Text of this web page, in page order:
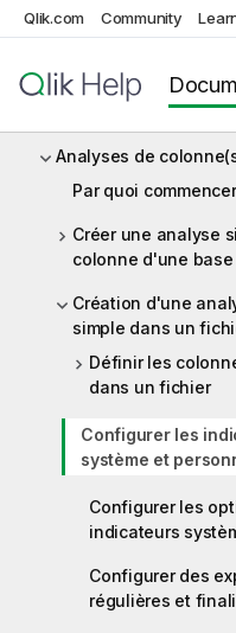
Qlik.com Community
données
Analyses de
Analyses de tables
Analyses de
Par quoi
Créer une analyse
colonne d'une
Création d'une
simple dans un
Définir les
dans un fichier
Configurer les
système et
Configurer les
indicateurs
Configurer des
régulières et